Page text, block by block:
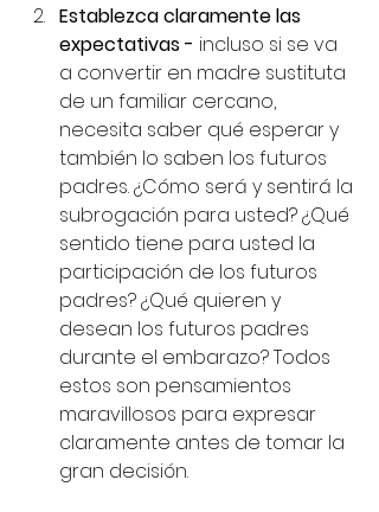
Establezca claramente las
expectativas - incluso si se va
a convertir en madre sustituta
de un familiar cercano,
necesita saber qué esperar y
también lo saben los futuros
padres. ¿Cómo será y sentirá la
subrogación para usted? ¿Qué
sentido tiene para usted la
participación de los futuros
padres? ¿Qué quieren y
desean los futuros padres
durante el embarazo? Todos
estos son pensamientos
maravillosos para expresar
claramente antes de tomar la
gran decisión.